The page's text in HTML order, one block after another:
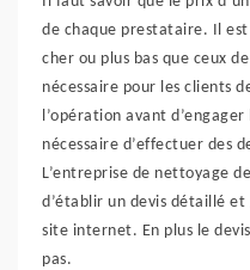
de chaque prestataire. Il
cher ou plus bas que ceux
nécessaire pour les clients
l’opération avant
nécessaire d’effectuer des
L’entreprise de nettoyage
d’établir un devis détaillé
site internet. En plus le
pas.